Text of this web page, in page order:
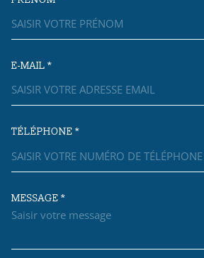
E-MAIL *
TÉLÉPHONE *
MESSAGE *